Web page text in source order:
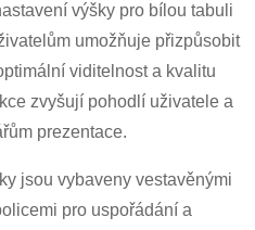
výšky pro bílou tabuli
umožňuje přizpůsobit
viditelnost a kvalitu
zvyšují pohodlí uživatele a
prezentace.
jsou vybaveny vestavěnými
pro uspořádání a